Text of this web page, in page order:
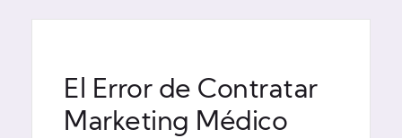
El Error de Contratar
Marketing Médico